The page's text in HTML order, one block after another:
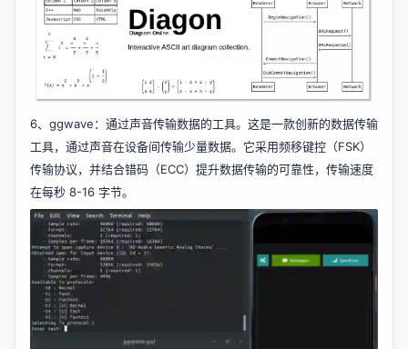
6、 ggwave：通过声音传输数据的工具。这是一款创新的数据传输
工具，通过声音在设备间传输少量数据。它采用频移键控（FSK）
传输协议，并结合错码（ECC）提升数据传输的可靠性，传输速度
在每秒 8-16 字节。